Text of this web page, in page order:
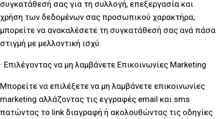
συγκατάθεσή σας για τη συλλογή, επεξεργασία και
χρήση των δεδομένων σας προσωπικού χαρακτήρα,
μπορείτε να ανακαλέσετε τη συγκατάθεσή σας ανά πάσα
στιγμή με μελλοντική ισχύ:
· Επιλέγοντας να μη λαμβάνετε Επικοινωνίες Marketing
Μπορείτε να επιλέξετε να μη λαμβάνετε επικοινωνίες
marketing αλλάζοντας τις εγγραφές email και sms
πατώντας το link διαγραφή ή ακολουθώντας τις οδηγίες